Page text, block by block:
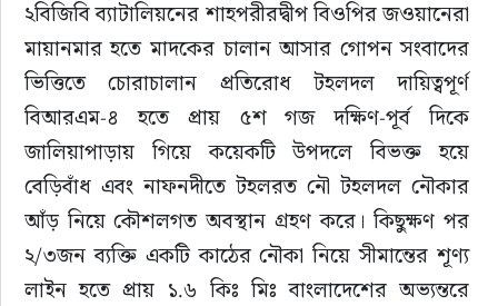
২বিজিবি ব্যাটালিয়নের শাহপরীরদ্বীপ বিওপির জওয়ানেরা
মায়ানমার হতে মাদকের চালান আসার গোপন সংবাদের
ভিত্তিতে চোরাচালান প্রতিরোধ টহলদল দায়িত্বপূর্ণ
বিআরএম-৪ হতে প্রায় ৫শ গজ দক্ষিণ-পূর্ব দিকে
জালিয়াপাড়ায় গিয়ে কয়েকটি উপদলে বিভক্ত হয়ে
বেড়িবাঁধ এবং নাফনদীতে টহলরত নৌ টহলদল নৌকার
আঁড় নিয়ে কৌশলগত অবস্থান গ্রহণ করে। কিছুক্ষণ পর
২/৩জন ব্যক্তি একটি কাঠের নৌকা নিয়ে সীমান্তের শূণ্য
লাইন হতে প্রায় ১.৬ কিঃ মিঃ বাংলাদেশের অভ্যন্তরে